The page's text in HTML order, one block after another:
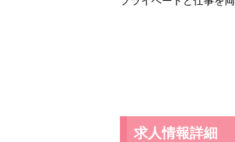
求人情報詳細